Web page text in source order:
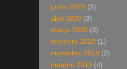
junho 2020 (2)
abril 2020 (3)
março 2020 (3)
fevereiro 2020 (1)
novembro 2019 (2)
outubro 2019 (4)